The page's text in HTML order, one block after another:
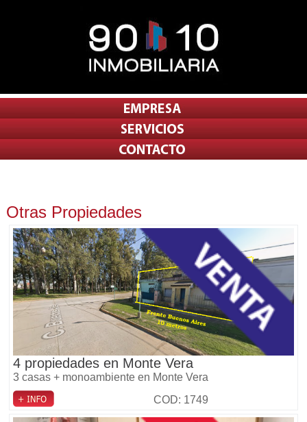
Otras Propiedades
4 propiedades en Monte Vera
3 casas + monoambiente en Monte Vera
COD: 1749